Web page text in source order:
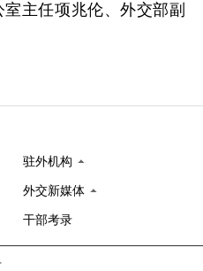
主任项兆伦、外交部副
驻外机构
外交新媒体
干部考录